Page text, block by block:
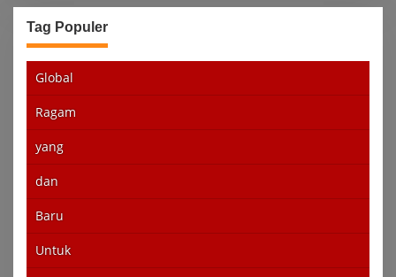
Tag Populer
Global
Ragam
yang
dan
Baru
Untuk